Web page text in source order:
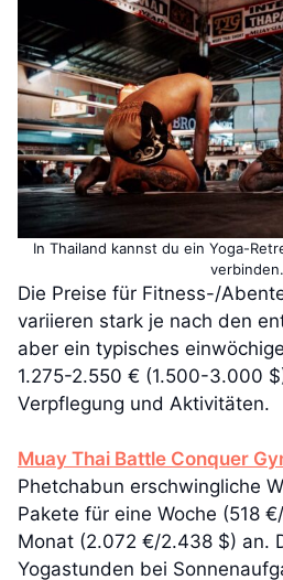
In Thailand kannst du ein Yoga-
verbinden.
Die Preise für Fitness-/
variieren stark je nach den
aber ein typisches
1.275-2.550 € (1.500-3.000
Verpflegung und Aktivitäten.
Muay Thai Battle Conquer
Phetchabun erschwingliche
Pakete für eine Woche (518
Monat (2.072 €/2.438 $) an.
Yogastunden bei